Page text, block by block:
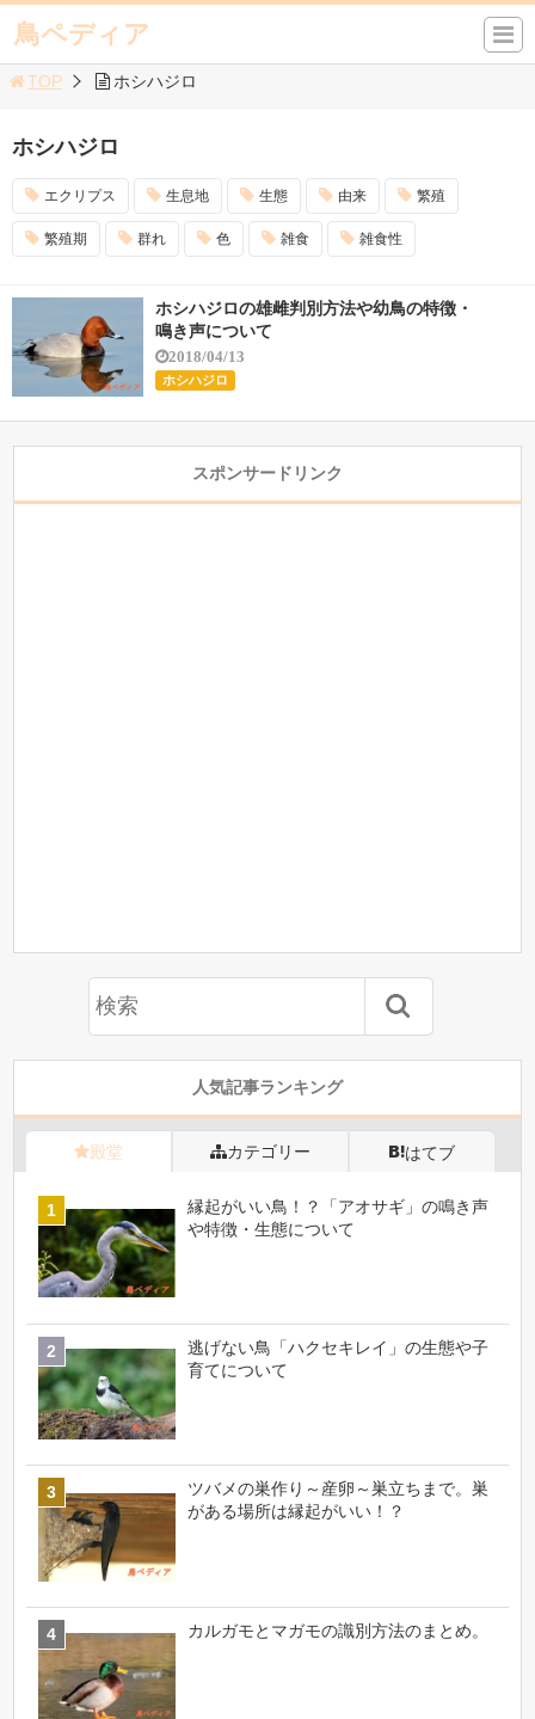
鳥ペディア
TOP ホシハジロ
ホシハジロ
エクリプス 生息地 生態 由来 繁殖
繁殖期 群れ 色 雑食 雑食性
ホシハジロの雄雌判別方法や幼鳥の特徴・
鳴き声について
2018/04/13
ホシハジロ
スポンサードリンク
人気記事ランキング
殿堂 カテゴリー はてブ
縁起がいい鳥！？「アオサギ」の鳴き声
や特徴・生態について
逃げない鳥「ハクセキレイ」の生態や子
育てについて
ツバメの巣作り～産卵～巣立ちまで。巣
がある場所は縁起がいい！？
カルガモとマガモの識別方法のまとめ。